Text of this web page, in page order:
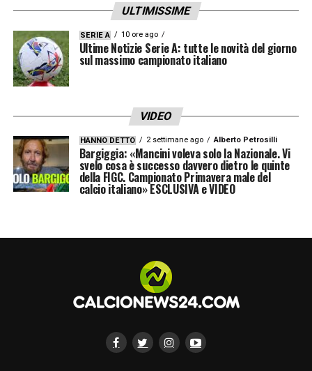
ULTIMISSIME
SERIE A 10 ore ago
Ultime Notizie Serie A: tutte le novità del giorno
sul massimo campionato italiano
VIDEO
HANNO DETTO 2 settimane ago Alberto Petrosilli
Bargiggia: «Mancini voleva solo la Nazionale. Vi
svelo cosa è successo davvero dietro le quinte
della FIGC. Campionato Primavera male del
calcio italiano» ESCLUSIVA e VIDEO